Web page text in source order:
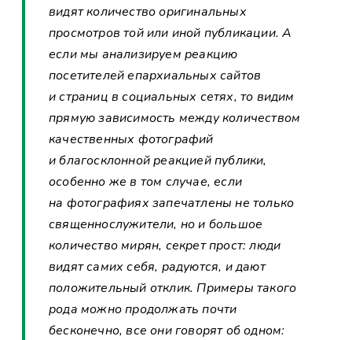
видят количество оригинальных
просмотров той или иной публикации. А
если мы анализируем реакцию
посетителей епархиальных сайтов
и страниц в социальных сетях, то видим
прямую зависимость между количеством
качественных фотографий
и благосклонной реакцией публики,
особенно же в том случае, если
на фотографиях запечатлены не только
священнослужители, но и большое
количество мирян, секрет прост: люди
видят самих себя, радуются, и дают
положительный отклик. Примеры такого
рода можно продолжать почти
бесконечно, все они говорят об одном: